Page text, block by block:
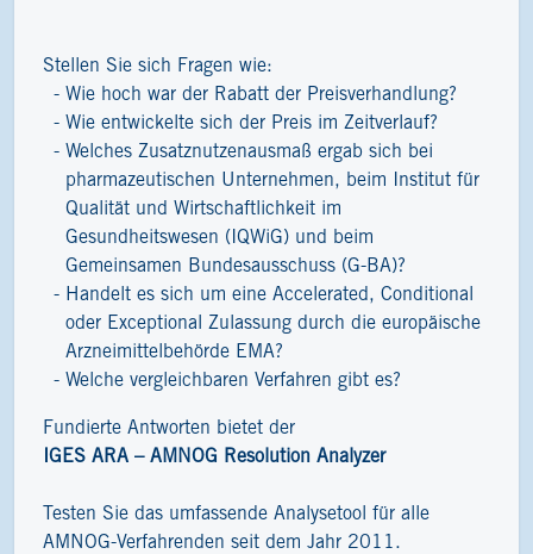
Stellen Sie sich Fragen wie:
Wie hoch war der Rabatt der Preisverhandlung?
Wie entwickelte sich der Preis im Zeitverlauf?
Welches Zusatznutzenausmaß ergab sich bei
pharmazeutischen Unternehmen, beim Institut für
Qualität und Wirtschaftlichkeit im
Gesundheitswesen (IQWiG) und beim
Gemeinsamen Bundesausschuss (G-BA)?
Handelt es sich um eine Accelerated, Conditional
oder Exceptional Zulassung durch die europäische
Arzneimittelbehörde EMA?
Welche vergleichbaren Verfahren gibt es?
Fundierte Antworten bietet der
IGES ARA – AMNOG Resolution Analyzer
Testen Sie das umfassende Analysetool für alle
AMNOG-Verfahrenden seit dem Jahr 2011.